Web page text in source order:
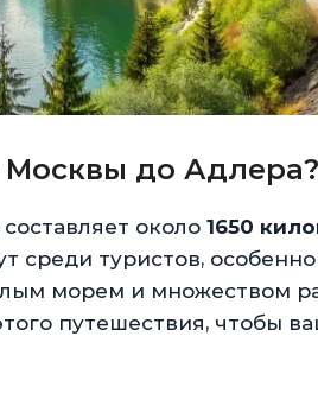
Москвы до Адлера?
около 1650
туристов,
морем и множеством
путешествия, чтобы